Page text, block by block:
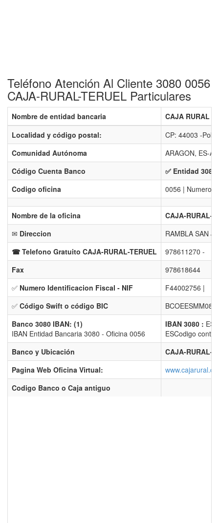
Teléfono Atención Al Cliente 3080 0056
CAJA-RURAL-TERUEL Particulares
Nombre de entidad bancaria
CAJA RURAL
Localidad y código postal:
CP: 44003 -
Comunidad Autónoma
ARAGON, ES-AR
Código Cuenta Banco
✅ Entidad
Codigo oficina
0056 | Numero
Nombre de la oficina
CAJA-RURAL-
✉ Direccion
RAMBLA SAN
☎ Telefono Gratuito CAJA-RURAL-TERUEL
978611270 -
Fax
978618644
✅ Numero Identificacion Fiscal - NIF
F44002756 |
✅ Código Swift o código BIC
Banco 3080 IBAN: (1)
IBAN Entidad Bancaria 3080 - Oficina 0056
IBAN 3080 :
ESCodigo
Banco y Ubicación
CAJA-RURAL-
Pagina Web Oficina Virtual:
Codigo Banco o Caja antiguo